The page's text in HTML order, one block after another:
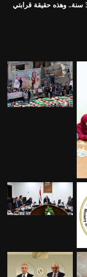
مريم سعيد صالح: دخلت الفن وأنا عندي 37 سنة.. وهذه حقيقة قرابتي